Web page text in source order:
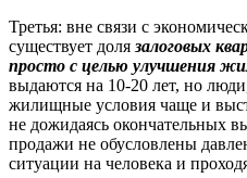
Третья: вне связи с
существует доля залоговых
просто с целью улучшения
выдаются на 10-20 лет, но
жилищные условия чаще и
не дожидаясь окончательных
продажи не обусловлены
ситуации на человека и